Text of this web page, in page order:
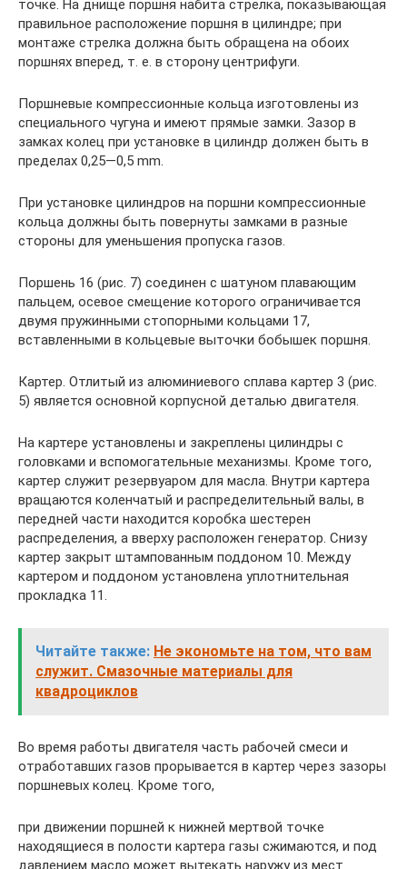
точке. На днище поршня набита стрелка, показывающая
правильное расположение поршня в цилиндре; при
монтаже стрелка должна быть обращена на обоих
поршнях вперед, т. е. в сторону центрифуги.
Поршневые компрессионные кольца изготовлены из
специального чугуна и имеют прямые замки. Зазор в
замках колец при установке в цилиндр должен быть в
пределах 0,25—0,5 mm.
При установке цилиндров на поршни компрессионные
кольца должны быть повернуты замками в разные
стороны для уменьшения пропуска газов.
Поршень 16 (рис. 7) соединен с шатуном плавающим
пальцем, осевое смещение которого ограничивается
двумя пружинными стопорными кольцами 17,
вставленными в кольцевые выточки бобышек поршня.
Картер. Отлитый из алюминиевого сплава картер 3 (рис.
5) является основной корпусной деталью двигателя.
На картере установлены и закреплены цилиндры с
головками и вспомогательные механизмы. Кроме того,
картер служит резервуаром для масла. Внутри картера
вращаются коленчатый и распределительный валы, в
передней части находится коробка шестерен
распределения, а вверху расположен генератор. Снизу
картер закрыт штампованным поддоном 10. Между
картером и поддоном установлена уплотнительная
прокладка 11.
Читайте также: Не экономьте на том, что вам
служит. Смазочные материалы для
квадроциклов
Во время работы двигателя часть рабочей смеси и
отработавших газов прорывается в картер через зазоры
поршневых колец. Кроме того,
при движении поршней к нижней мертвой точке
находящиеся в полости картера газы сжимаются, и под
давлением масло может вытекать наружу из мест